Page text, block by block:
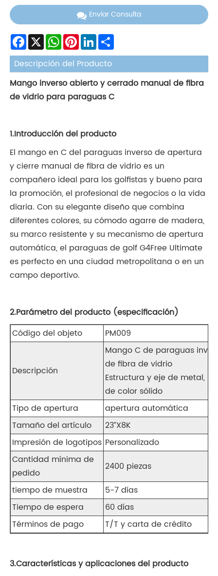
Enviar Consulta
Facebook
X WhatsAppPinterestLinkedIn
Descripción del Producto
Mango inverso abierto y cerrado manual de fibra
de vidrio para paraguas C
1.Introducción del producto
El mango en C del paraguas inverso de apertura
y cierre manual de fibra de vidrio es un
compañero ideal para los golfistas y bueno para
la promoción, el profesional de negocios o la vida
diaria. Con su elegante diseño que combina
diferentes colores, su cómodo agarre de madera,
su marco resistente y su mecanismo de apertura
automática, el paraguas de golf G4Free Ultimate
es perfecto en una ciudad metropolitana o en un
campo deportivo.
2.Parámetro del producto (especificación)
Código del objeto
PM009
Descripción
Mango C de paraguas
de fibra de vidrio
Estructura y eje de metal,
de color sólido
Tipo de apertura
apertura automática
Tamaño del artículo
23”X8K
Impresión de logotipos Personalizado
Cantidad mínima de
pedido
2400 piezas
tiempo de muestra
5-7 días
Tiempo de espera
60 días
Términos de pago
T/T y carta de crédito
3.Características y aplicaciones del producto